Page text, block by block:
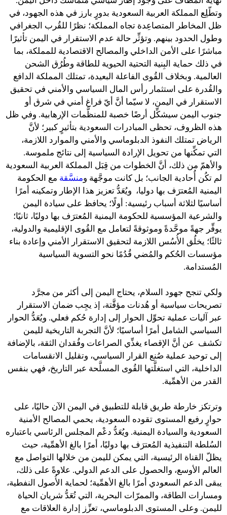
وتطّلِع المملكة العربية السعودية بدورٍ بارز في هذه الجهود، في
ظل المخاطر المتصاعِدة تجاه المملكة؛ نظرًا للقُرب الجغرافي
وطول الحدود بينهم. وتؤثِّر حالة عدم الاستقرار في اليمن تأثيرًا
مباشرًا على الأمن الداخلي والمصالح الاقتصادية للمملكة، بما
في ذلك حماية البِنية التحتية الحيوية للطاقة وطُرُق الشحن
العالمية. وبخلاف القُوى الفاعلة البعيدة، تمتلك المملكة الدافع
والقُدرة على استثمار رأس المال السياسي والأمني في تحقيق
الاستقرار في اليمن، لا سيّما أنَّ أيّ فراغ أمني في شرق أو
جنوب اليمن سيشكِّل أرضًا خصبة للمنظَّمات الإرهابية. وفي ظل
هذه الظروف، تحظى المبادرات السعودية بتأثيرٍ كبير؛ لأنَّ
الرياض تمتلك النفوذ الدبلوماسي والأمني والموارد اللازمة،
التي تمكِّنها من تحويل الإرادة السياسية إلى نتائج ملموسة.
والأهمّ من ذلك، أنَّ الخطوات من قِبَل المملكة العربية السعودية
لم تكُن أُحادية الجانب؛ بل كانت موجَّهة ومنسَّقة مع الحكومة
اليمنية المُعترَف بها دوليا، ويُعَدُّ تعزيز هذا الإطار وتمكينه أمرًا
أساسيًا لثلاثة أسباب رئيسية: أولًا؛ يحافظ على سيادة اليمن
والشرعية المؤسسية للحكومة اليمنية المُعترَف بها دوليًا، ثانيًا؛
يوفِّر جهةً موحَّدةً وموثوقةً لتعامل مع القُوى الإقليمية والدولية،
ثالثًا؛ يخلُق الأُسُس اللازمة لتحقيق الاستقرار الأمني وإعادة بناء
مؤسسات الحُكم والمُضي قُدُمًا نحو التسوية السياسية
المُستدامة.
ولكي تنجح جهود السلام، يحتاج اليمن إلى أكثر من مجرَّد
تصريحات سياسية أو هُدنات مؤقَّتة، إذ يجِب ضمان الاستقرار
عبر آليات عملية تحوِّل الحوار إلى إدارة حُكم فعلي. ويُعَدُّ الحوار
السياسي الشامل أمرًا أساسيًا؛ لأنَّ التجربة التاريخية لليمن
تكشف عن أنَّ الإقصاء يغذِّي الصراعات وفُقدان الثقة، بالإضافة
إلى توحيد عملية صُنع القرار السياسي، وتقليل الانقسامات
الداخلية، التي استغلَّتها القُوى المسلَّحة عبر التاريخ، فهي بنفس
القدر من الأهمِّية.
وترتكز خارطة طريق قابلة للتطبيق في اليمن الآن حاليًا، على
حوارٍ رفيع المستوى تقوده السعودية، يحمي المصالح الأمنية
السعودية والسيادة اليمنية. ويُعَدُّ دعْم المجلس الرئاسي باعتباره
السُلطة التنفيذية المُعترَف بها دوليًا، أمرًا بالغ الأهمِّية، حيث
يظلّ القناة الرئيسية، التي يمكن لليمن من خلالها التواصل مع
العالم الأوسع، والحصول على الدعم الدولي. علاوةً على ذلك،
يبقى الدعم السعودي أمرًا بالغ الأهمِّية؛ لحماية الأُصول النفطية،
ومسارات الطاقة، والممرّات البحرية، التي تُعَدُّ شريان الحياة
لليمن. وعلى المستوى الدبلوماسي، تعزِّز إدارة العلاقات مع